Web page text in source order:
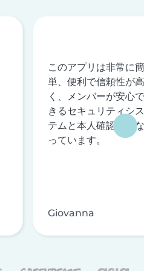
このアプリは非常に簡
単、便利で信頼性が高
く、メンバーが安心で
きるセキュリティシス
テムと本人確認を行な
っています。
Giovanna